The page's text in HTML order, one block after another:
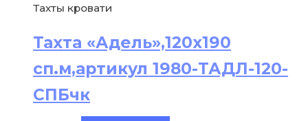
Тахты кровати
Тахта «Адель»,120х190
сп.м,артикул 1980-ТАДЛ-120-
СПБчк